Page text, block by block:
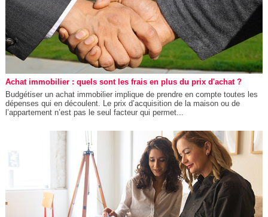
Achat immobilier : quels sont les frais en plus du prix d'achat ?
Budgétiser un achat immobilier implique de prendre en compte toutes les
dépenses qui en découlent. Le prix d’acquisition de la maison ou de
l’appartement n’est pas le seul facteur qui permet...